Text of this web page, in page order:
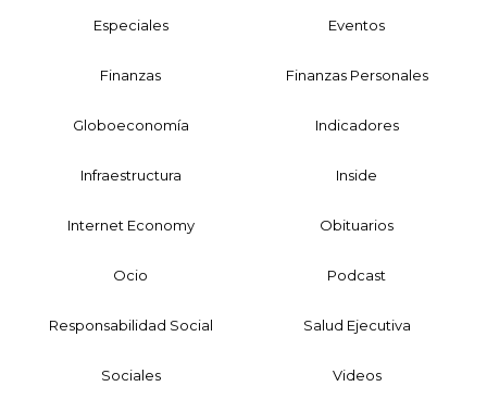
Especiales Eventos
Finanzas Finanzas Personales
Globoeconomía Indicadores
Infraestructura Inside
Internet Economy Obituarios
Ocio Podcast
Responsabilidad Social Salud Ejecutiva
Sociales Videos